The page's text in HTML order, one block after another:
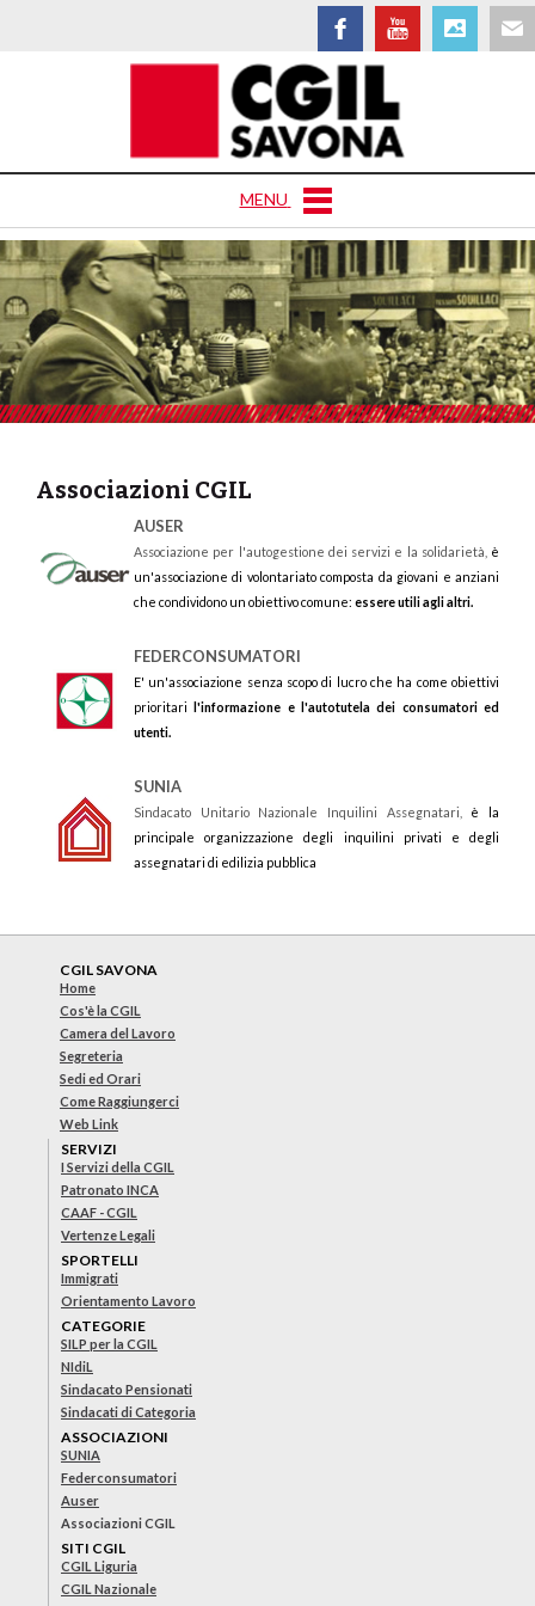
MENU
Associazioni CGIL
AUSER
Associazione per l'autogestione dei servizi e la solidarietà, è
un'associazione di volontariato composta da giovani e anziani
che condividono un obiettivo comune: essere utili agli altri.
FEDERCONSUMATORI
E' un'associazione senza scopo di lucro che ha come obiettivi
prioritari
l'informazione e l'autotutela dei consumatori ed
utenti.
SUNIA
Sindacato Unitario Nazionale Inquilini Assegnatari, è la
principale organizzazione degli inquilini privati e degli
assegnatari di edilizia pubblica
CGIL SAVONA
Home
Cos'è la CGIL
Camera del Lavoro
Segreteria
Sedi ed Orari
Come Raggiungerci
Web Link
SERVIZI
I Servizi della CGIL
Patronato INCA
CAAF - CGIL
Vertenze Legali
SPORTELLI
Immigrati
Orientamento Lavoro
CATEGORIE
SILP per la CGIL
NIdiL
Sindacato Pensionati
Sindacati di Categoria
ASSOCIAZIONI
SUNIA
Federconsumatori
Auser
Associazioni CGIL
SITI CGIL
CGIL Liguria
CGIL Nazionale